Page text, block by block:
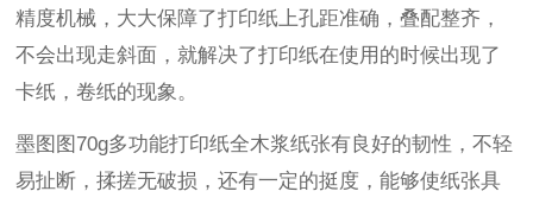
精度机械，大大保障了打印纸上孔距准确，叠配整齐，
不会出现走斜面，就解决了打印纸在使用的时候出现了
卡纸，卷纸的现象。
墨图图70g多功能打印纸全木浆纸张有良好的韧性，不轻
易扯断，揉搓无破损，还有一定的挺度，能够使纸张具